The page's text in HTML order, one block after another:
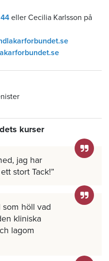
eller Cecilia Karlsson på
kurser
jag har
stort Tack!
höll vad
kliniska
lagom